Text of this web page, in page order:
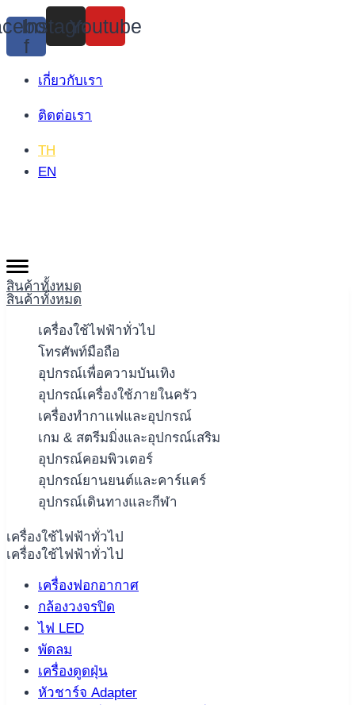
Skip
to
content
f
Instagram
Youtube
เกี่ยวกับเรา
ติดต่อเรา
TH
EN
สินค้าทั้งหมด
สินค้าทั้งหมด
เครื่องใช้ไฟฟ้าทั่วไป
โทรศัพท์มือถือ
อุปกรณ์เพื่อความบันเทิง
อุปกรณ์เครื่องใช้ภายในครัว
เครื่องทำกาแฟและอุปกรณ์
เกม & สตรีมมิ่งและอุปกรณ์เสริม
อุปกรณ์คอมพิวเตอร์
อุปกรณ์ยานยนต์และคาร์แคร์
อุปกรณ์เดินทางและกีฬา
เครื่องใช้ไฟฟ้าทั่วไป
เครื่องใช้ไฟฟ้าทั่วไป
เครื่องฟอกอากาศ
กล้องวงจรปิด
ไฟ LED
พัดลม
เครื่องดูดฝุ่น
หัวชาร์จ Adapter